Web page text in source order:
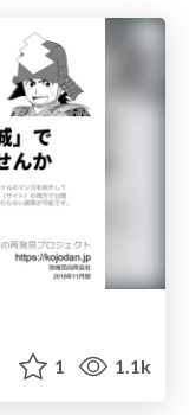
1 1.1k